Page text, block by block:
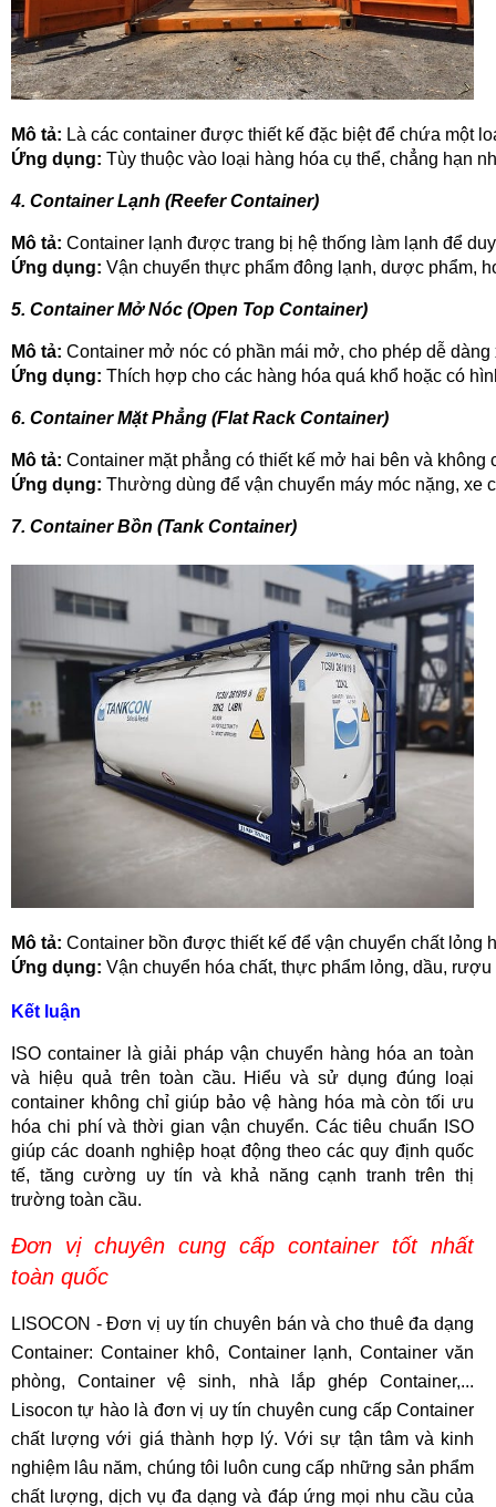
Mô tả: Là các container được thiết kế đặc biệt để chứa một
Ứng dụng: Tùy thuộc vào loại hàng hóa cụ thể, chẳng hạn
4. Container Lạnh (Reefer Container)
Mô tả: Container lạnh được trang bị hệ thống làm lạnh để
Ứng dụng: Vận chuyển thực phẩm đông lạnh, dược phẩm,
5. Container Mở Nóc (Open Top Container)
Mô tả: Container mở nóc có phần mái mở, cho phép dễ
Ứng dụng: Thích hợp cho các hàng hóa quá khổ hoặc có
6. Container Mặt Phẳng (Flat Rack Container)
Mô tả: Container mặt phẳng có thiết kế mở hai bên và
Ứng dụng: Thường dùng để vận chuyển máy móc nặng, xe
7. Container Bồn (Tank Container)
Mô tả: Container bồn được thiết kế để vận chuyển chất lỏng
Ứng dụng: Vận chuyển hóa chất, thực phẩm lỏng, dầu,
Kết luận
ISO container là giải pháp vận chuyển hàng hóa an toàn
và hiệu quả trên toàn cầu. Hiểu và sử dụng đúng loại
container không chỉ giúp bảo vệ hàng hóa mà còn tối ưu
hóa chi phí và thời gian vận chuyển. Các tiêu chuẩn ISO
giúp các doanh nghiệp hoạt động theo các quy định quốc
tế, tăng cường uy tín và khả năng cạnh tranh trên thị
trường toàn cầu.
Đơn vị chuyên cung cấp container tốt nhất
toàn quốc
LISOCON - Đơn vị uy tín chuyên bán và cho thuê đa dạng
Container: Container khô, Container lạnh, Container văn
phòng, Container vệ sinh, nhà lắp ghép Container,...
Lisocon tự hào là đơn vị uy tín chuyên cung cấp Container
chất lượng với giá thành hợp lý. Với sự tận tâm và kinh
nghiệm lâu năm, chúng tôi luôn cung cấp những sản phẩm
chất lượng, dịch vụ đa dạng và đáp ứng mọi nhu cầu của